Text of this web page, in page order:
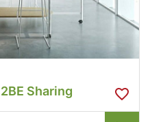
Sharing